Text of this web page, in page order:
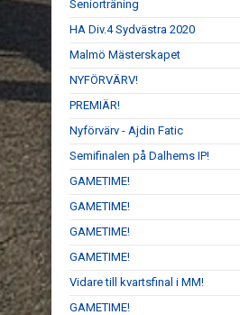
Seniorträning
HA Div.4 Sydvästra 2020
Malmö Mästerskapet
NYFÖRVÄRV!
PREMIÄR!
Nyförvärv - Ajdin Fatic
Semifinalen på Dalhems IP!
GAMETIME!
GAMETIME!
GAMETIME!
GAMETIME!
Vidare till kvartsfinal i MM!
GAMETIME!